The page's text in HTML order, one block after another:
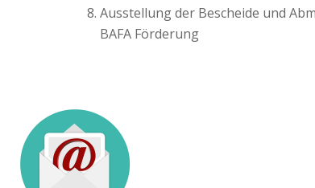
Ausstellung der Bescheide und
BAFA Förderung